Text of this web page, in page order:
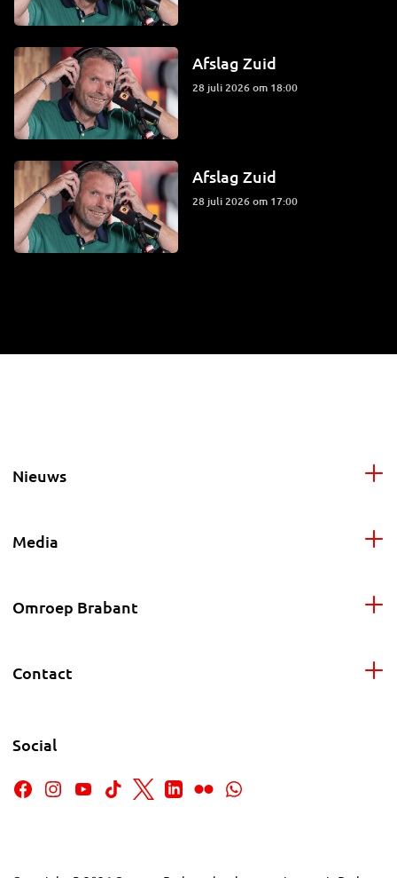
Afslag Zuid
28 juli 2026 om 18:00
Afslag Zuid
28 juli 2026 om 17:00
Nieuws
Media
Omroep Brabant
Contact
Social